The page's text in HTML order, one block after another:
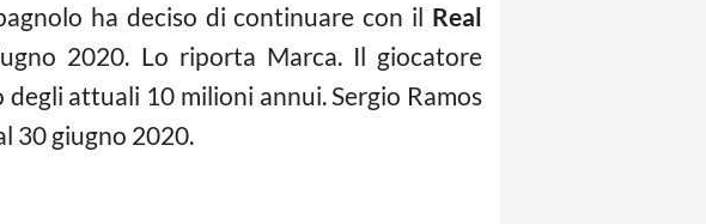
ha deciso di continuare con il Real
2020. Lo riporta Marca. Il giocatore
attuali 10 milioni annui. Sergio Ramos
30 giugno 2020.